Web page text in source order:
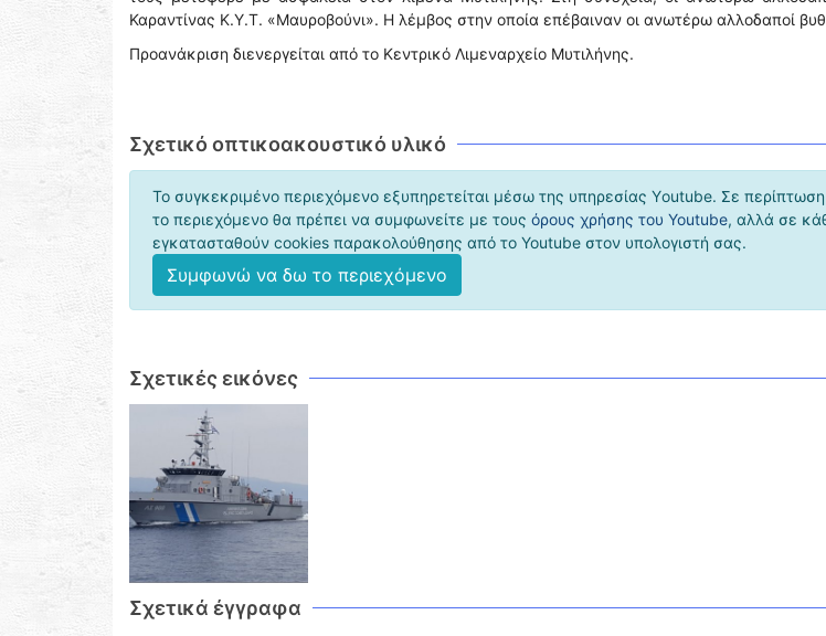
Καραντίνας Κ.Υ.Τ. «Μαυροβούνι». Η λέμβος στην οποία επέβαιναν οι ανωτέρω αλλοδαποί
Προανάκριση διενεργείται από το Κεντρικό Λιμεναρχείο Μυτιλήνης.
Σχετικό οπτικοακουστικό υλικό
Το συγκεκριμένο περιεχόμενο εξυπηρετείται μέσω της υπηρεσίας Υoutube. Σε περίπτωση
το περιεχόμενο θα πρέπει να συμφωνείτε με τους όρους χρήσης του Youtube, αλλά σε
εγκατασταθούν cookies παρακολούθησης από το Youtube στον υπολογιστή σας.
Συμφωνώ να δω το περιεχόμενο
Σχετικές εικόνες
Σχετικά έγγραφα